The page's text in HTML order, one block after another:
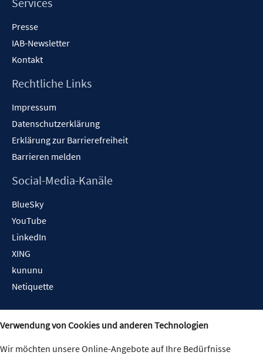
Presse
IAB-Newsletter
Kontakt
Rechtliche Links
Impressum
Datenschutzerklärung
Erklärung zur Barrierefreiheit
Barrieren melden
Social-Media-Kanäle
BlueSky
YouTube
LinkedIn
XING
kununu
Netiquette
Verwendung von Cookies und anderen Technologien
Wir möchten unsere Online-Angebote auf Ihre Bedürfnisse